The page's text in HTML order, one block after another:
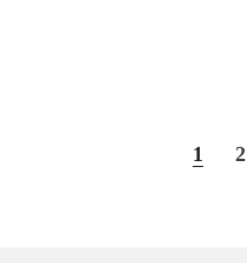
1 2